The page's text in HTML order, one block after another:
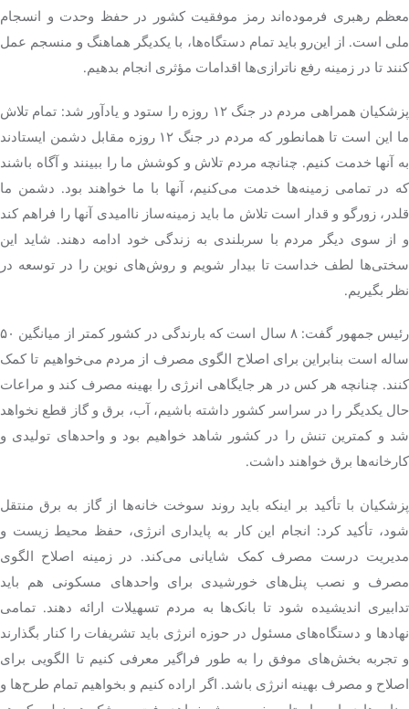
معظم رهبری فرموده‌اند رمز موفقیت کشور در حفظ وحدت و انسجام
ملی است. از این‌رو باید تمام دستگاه‌ها، با یکدیگر هماهنگ و منسجم عمل
کنند تا در زمینه رفع ناترازی‌ها اقدامات مؤثری انجام بدهیم.
پزشکیان همراهی مردم در جنگ ۱۲ روزه را ستود و یادآور شد: تمام تلاش
ما این است تا همانطور که مردم در جنگ ۱۲ روزه مقابل دشمن ایستادند
به آنها خدمت کنیم. چنانچه مردم تلاش و کوشش ما را ببینند و آگاه باشند
که در تمامیزمینه‌ها خدمت می‌کنیم، آنها با ما خواهند بود. دشمن ما
قلدر، زورگو و قدار است تلاش ما باید زمینه‌ساز ناامیدی آنها را فراهم کند
و از سوی دیگر مردم با سربلندی به زندگی خود ادامه دهند. شاید این
سختی‌ها لطف خداست تا بیدار شویم و روش‌های نوین را در توسعه در
نظر بگیریم.
رئیس جمهور گفت: ۸ سال است که بارندگی در کشور کمتر از میانگین ۵۰
ساله است بنابراین برای اصلاح الگوی مصرف از مردم می‌خواهیم تا کمک
کنند. چنانچه هر کس در هر جایگاهی انرژی را بهینه مصرف کند و مراعات
حال یکدیگر را در سراسر کشور داشته باشیم، آب، برق و گاز قطع نخواهد
شد و کمترین تنش را در کشور شاهد خواهیم بود و واحدهای تولیدی و
کارخانه‌ها برق خواهند داشت.
پزشکیان با تأکید بر اینکه باید روند سوخت خانه‌ها از گاز به برق منتقل
شود، تأکید کرد: انجام این کار به پایداری انرژی، حفظ محیط زیست و
مدیریت درست مصرف کمک شایانی می‌کند. در زمینه اصلاح الگوی
مصرف و نصب پنل‌های خورشیدی برای واحدهای مسکونی هم باید
تدابیری اندیشیده شود تا بانک‌ها به مردم تسهیلات ارائه دهند. تمامی
نهادها و دستگاه‌های مسئول در حوزه انرژی باید تشریفات را کنار بگذارند
و تجربه بخش‌های موفق را به طور فراگیر معرفی کنیم تا الگویی برای
اصلاح و مصرف بهینه انرژی باشد. اگر اراده کنیم و بخواهیم تمام طرح‌ها و